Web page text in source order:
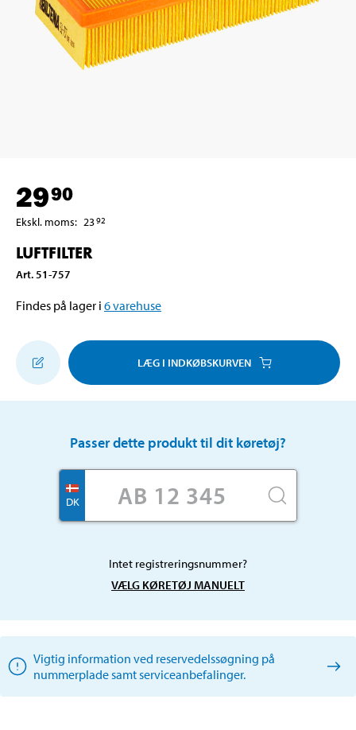
2990
Ekskl. moms: 2392
LUFTFILTER
Art. 51-757
Findes på lager i 6varehuse
LÆG I INDKØBSKURVEN
Passer dette produkt til dit køretøj?
DK
Intet registreringsnummer?
VÆLG KØRETØJ MANUELT
Vigtig information ved reservedelssøgning på
nummerplade samt serviceanbefalinger.